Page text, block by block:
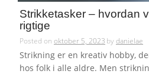
Strikketasker – hvordan
rigtige
Posted on oktober 5, 2023 bydanielae
Strikning er en kreativ hobby,
hos folk i alle aldre. Men